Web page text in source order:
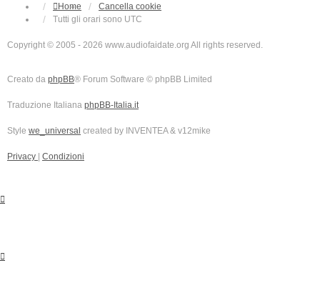
Home
Cancella cookie
Tutti gli orari sono UTC
Copyright © 2005 - 2026 www.audiofaidate.org All rights reserved.
Creato da phpBB® Forum Software © phpBB Limited
Traduzione Italiana phpBB-Italia.it
Style we_universal created by INVENTEA & v12mike
Privacy | Condizioni